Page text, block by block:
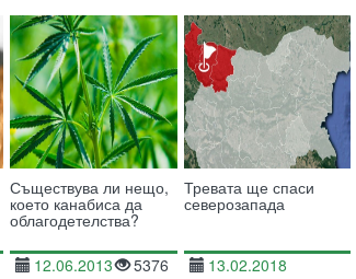
Съществува ли нещо,
което канабиса да
облагодетелства?
12.06.2013 5376
Тревата ще спаси
северозапада
13.02.2018